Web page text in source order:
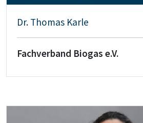
Dr. Thomas Karle
Fachverband Biogas e.V.